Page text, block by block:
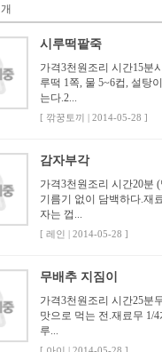
개
시루떡팥죽
가격3천원조리 시간15분
루떡 1쪽, 물 5~6컵, 설탕
는다.2...
[ 깎꿍토끼 | 2014-05-28 ]
감자부각
가격3천원조리 시간20분
기름기 없이 담백하다.재
자는 껍...
[ 레인 | 2014-05-28 ]
무배추 지짐이
가격3천원조리 시간25분
맛으로 먹는 전.재료무 1/
루...